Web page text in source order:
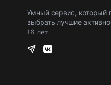
Умный сервис, который
выбрать лучшие
16 лет.